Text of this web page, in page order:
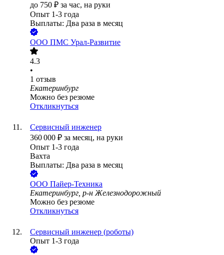
до 750 ₽ за час, на руки
Опыт 1-3 года
Выплаты: Два раза в месяц
ООО ПМС Урал-Развитие
4.3
•
1 отзыв
Екатеринбург
Можно без резюме
Откликнуться
Сервисный инженер
360 000 ₽ за месяц, на руки
Опыт 1-3 года
Вахта
Выплаты: Два раза в месяц
ООО Пайер-Техника
Екатеринбург, р-н Железнодорожный
Можно без резюме
Откликнуться
Сервисный инженер (роботы)
Опыт 1-3 года